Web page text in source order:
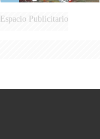
Espacio Publicitario